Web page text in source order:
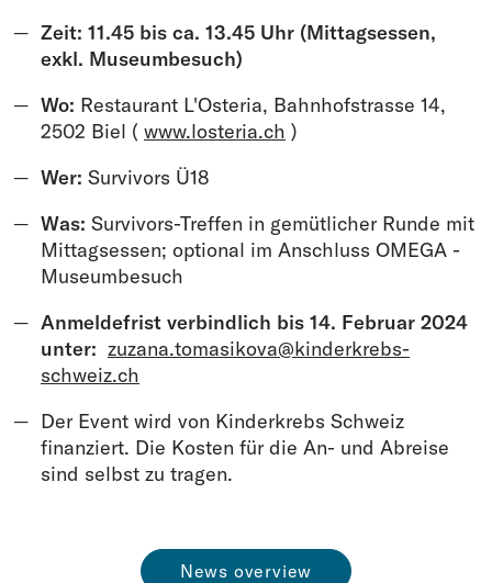
Zeit: 11.45 bis ca. 13.45 Uhr (Mittagsessen,
exkl. Museumbesuch)
Wo: Restaurant L'Osteria, Bahnhofstrasse 14,
2502 Biel ( www.losteria.ch )
Wer: Survivors Ü18
Was: Survivors-Treffen in gemütlicher Runde mit
Mittagsessen; optional im Anschluss OMEGA -
Museumbesuch
Anmeldefrist verbindlich bis 14. Februar 2024
unter: zuzana.tomasikova@kinderkrebs-
schweiz.ch
Der Event wird von Kinderkrebs Schweiz
finanziert. Die Kosten für die An- und Abreise
sind selbst zu tragen.
News overview